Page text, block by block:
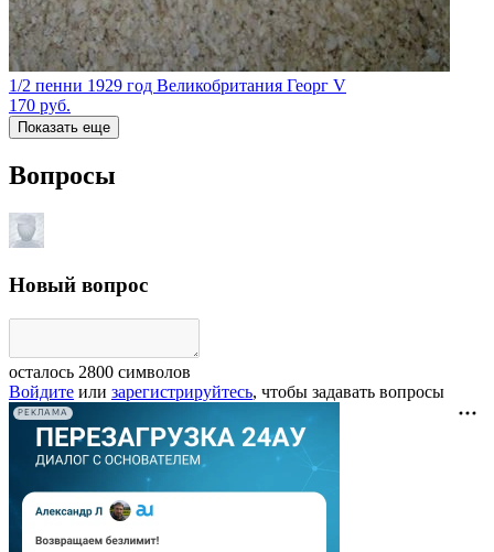
1/2 пенни 1929 год Великобритания Георг V
170 руб.
Показать еще
Вопросы
Новый вопрос
осталось 2800 символов
Войдите или зарегистрируйтесь, чтобы задавать вопросы
РЕКЛАМА